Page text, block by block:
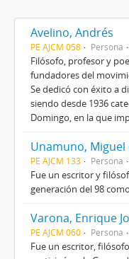
Avelino, Andrés
PE AJCM 058 Persona
Filósofo, profesor y
fundadores del
Se dedicó con éxito a
siendo desde 1936
Domingo, en la que
Unamuno, Miguel
PE AJCM 133 Persona
Fue un escritor y
generación del 98
Varona, Enrique
PE AJCM 060 Persona
Fue un escritor,